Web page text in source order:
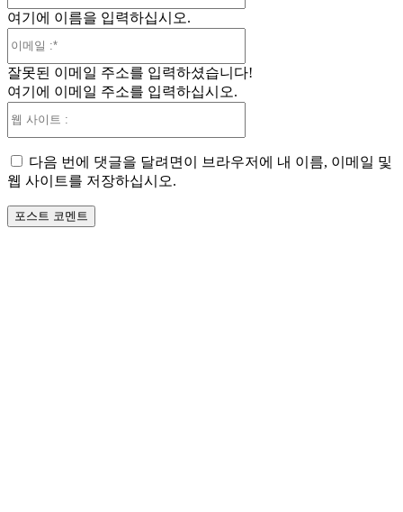
여기에 이름을 입력하십시오.
일
잘못된 이메일 주소를 입력하셨습니다!
여기에 이메일 주소를 입력하십시오.
트
다음 번에 댓글을 달려면이 브라우저에 내 이름, 이메일 및
웹 사이트를 저장하십시오.